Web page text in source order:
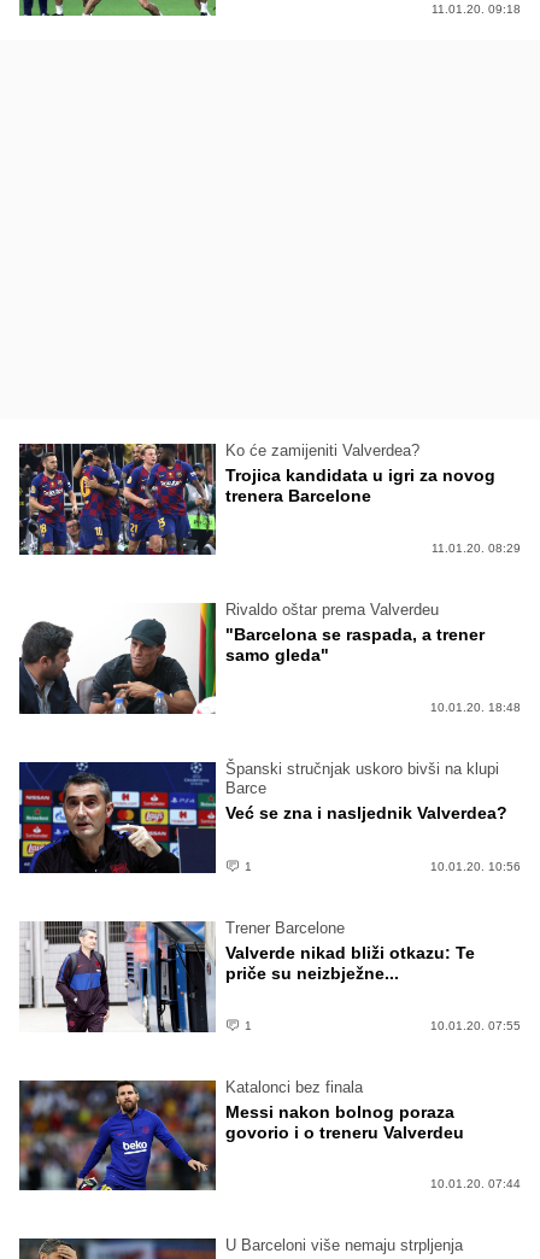
11.01.20. 09:18
Ko će zamijeniti Valverdea?
Trojica kandidata u igri za novog
trenera Barcelone
11.01.20. 08:29
Rivaldo oštar prema Valverdeu
"Barcelona se raspada, a trener
samo gleda"
10.01.20. 18:48
Španski stručnjak uskoro bivši na klupi
Barce
Već se zna i nasljednik Valverdea?
1 10.01.20. 10:56
Trener Barcelone
Valverde nikad bliži otkazu: Te
priče su neizbježne...
1 10.01.20. 07:55
Katalonci bez finala
Messi nakon bolnog poraza
govorio i o treneru Valverdeu
10.01.20. 07:44
U Barceloni više nemaju strpljenja